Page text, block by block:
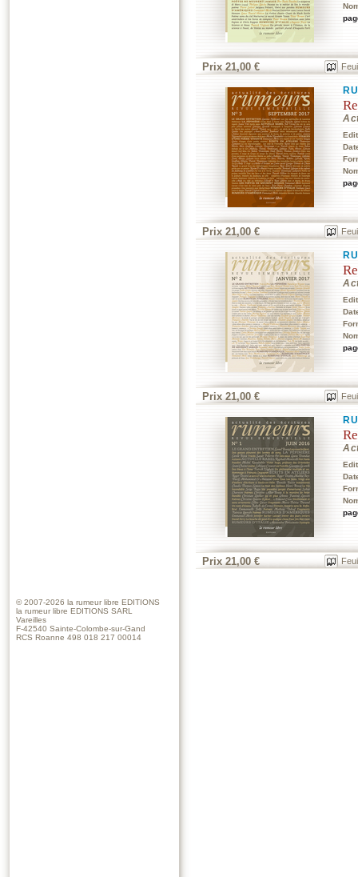
Prix 21,00 €
Prix 21,00 €
Prix 21,00 €
Prix 21,00 €
© 2007-2026 la rumeur libre EDITIONS
la rumeur libre EDITIONS SARL
Vareilles
F-42540 Sainte-Colombe-sur-Gand
RCS Roanne 498 018 217 00014